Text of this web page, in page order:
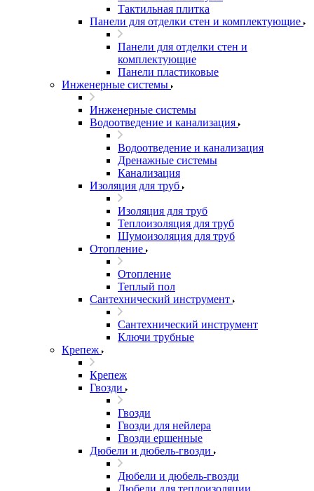
Тактильная плитка
Панели для отделки стен и комплектующие
Панели для отделки стен и
комплектующие
Панели пластиковые
Инженерные системы
Инженерные системы
Водоотведение и канализация
Водоотведение и канализация
Дренажные системы
Канализация
Изоляция для труб
Изоляция для труб
Теплоизоляция для труб
Шумоизоляция для труб
Отопление
Отопление
Теплый пол
Сантехнический инструмент
Сантехнический инструмент
Ключи трубные
Крепеж
Крепеж
Гвозди
Гвозди
Гвозди для нейлера
Гвозди ершенные
Дюбели и дюбель-гвозди
Дюбели и дюбель-гвозди
Дюбели для теплоизоляции